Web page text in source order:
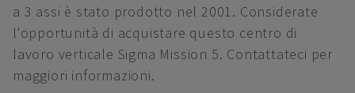
a 3 assi è stato prodotto nel 2001. Considerate
l'opportunità di acquistare questo centro di
lavoro verticale Sigma Mission 5. Contattateci per
maggiori informazioni.